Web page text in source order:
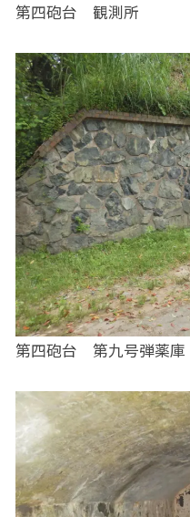
第四砲台 観測所
第四砲台 第九号弾薬庫